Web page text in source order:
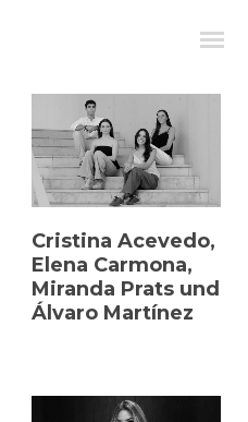
Cristina Acevedo,
Elena Carmona,
Miranda Prats und
Álvaro Martínez